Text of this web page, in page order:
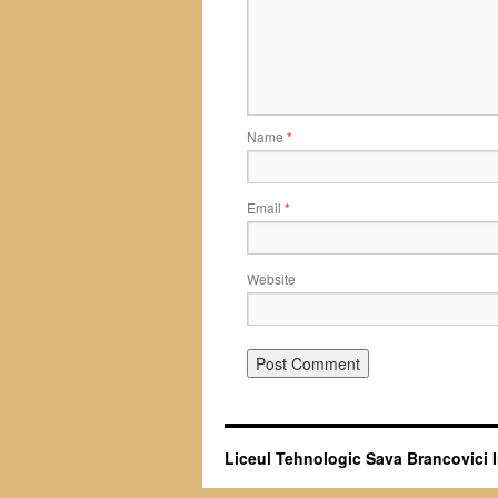
Name *
Email *
Website
Liceul Tehnologic Sava Brancovici